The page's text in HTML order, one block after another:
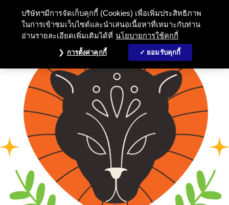
บริษัทฯมีการจัดเก็บคุกกี้ (Cookies) เพื่อเพิ่มประสิทธิภาพ
ในการเข้าชมเว็บไซต์และนำเสนอเนื้อหาที่เหมาะกับท่าน
อ่านรายละเอียดเพิ่มเติมได้ที่ นโยบายการใช้คุกกี้
การตั้งค่าคุกกี้ ยอมรับคุกกี้